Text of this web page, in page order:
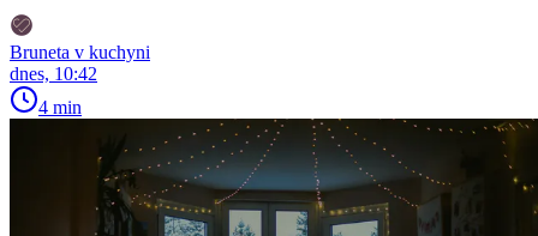
Bruneta v kuchyni
dnes, 10:42
4 min